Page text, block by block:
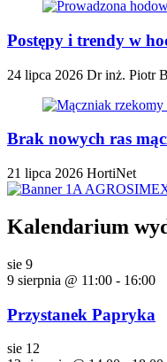
Postępy i trendy w
24 lipca 2026 Dr inż. Piotr
Brak nowych ras
21 lipca 2026 HortiNet
Kalendarium
sie 9
9 sierpnia @ 11:00 - 16:00
Przystanek Papryka
sie 12